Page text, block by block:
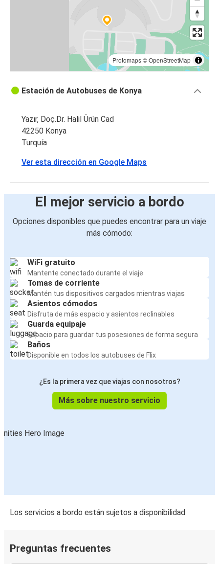
Protomaps©OpenStreetMap
Estación de Autobuses de Konya
Yazır, Doç.Dr. Halil Ürün Cad
42250 Konya
Turquía
Ver esta dirección en Google Maps
El mejor servicio a bordo
Opciones disponibles que puedes encontrar para un viaje
más cómodo:
WiFi gratuito
Mantente conectado durante el viaje
Tomas de corriente
Mantén tus dispositivos cargados mientras viajas
Asientos cómodos
Disfruta de más espacio y asientos reclinables
Guarda equipaje
Espacio para guardar tus posesiones de forma segura
Baños
Disponible en todos los autobuses de Flix
¿Es la primera vez que viajas con nosotros?
Más sobre nuestro servicio
Los servicios a bordo están sujetos a disponibilidad
Preguntas frecuentes